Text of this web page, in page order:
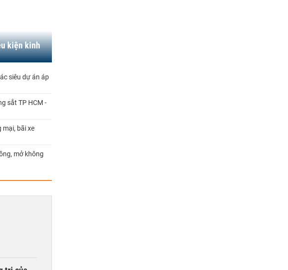
kiện kinh
siêu dự án áp
sắt TP HCM -
bãi xe
mở không